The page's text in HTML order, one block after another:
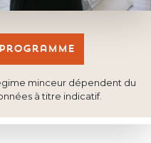
minceur dépendent du
à titre indicatif.